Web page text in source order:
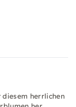
herrlichen